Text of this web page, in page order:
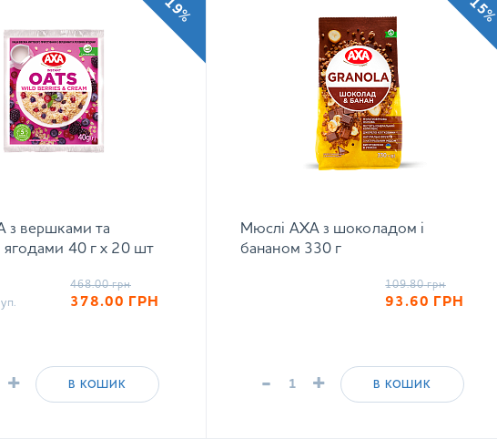
з вершками та
ягодами 40 г х 20 шт
468.00 грн
378.00 ГРН
+ В КОШИК
-19%
Мюслі АХА з шоколадом і
бананом 330 г
109.80 грн
93.60 ГРН
- + В КОШИК
-15%